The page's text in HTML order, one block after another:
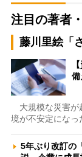
注目の著者
藤川里絵「
備
大規模な災害が
境が不安定になっ
5年ぶり改訂の